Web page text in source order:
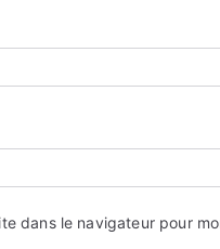
dans le navigateur pour